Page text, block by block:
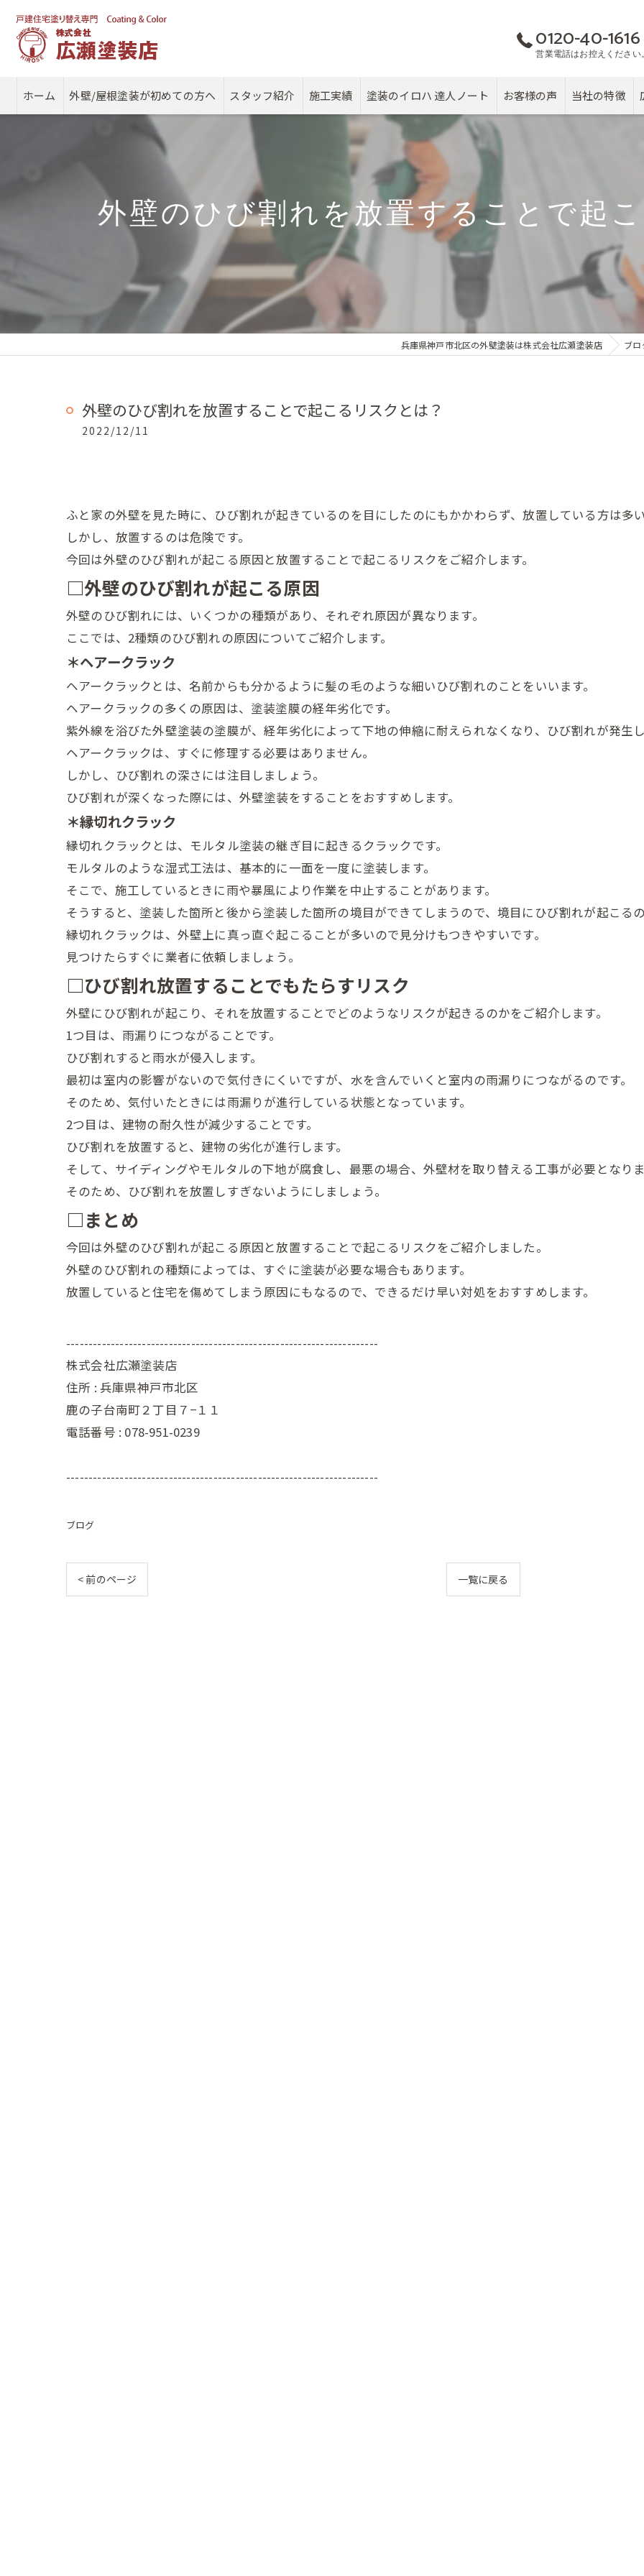
0120-40-1616
営業電話はお控えください
ホーム 外壁/屋根塗装が初めての方へ スタッフ紹介 施工実績 塗装のイロハ 達人ノート お客様の声 当社の特徴
塗り替え
雨漏り
戸建て
外壁のひび割れを放置することで起
兵庫県神戸市北区の外壁塗装は株式会社広瀬塗装店 ブ
外壁のひび割れを放置することで起こるリスクとは？
2022/12/11
ふと家の外壁を見た時に、ひび割れが起きているのを目にしたのにもかかわらず、放置している方は多
しかし、放置するのは危険です。
今回は外壁のひび割れが起こる原因と放置することで起こるリスクをご紹介します。
□外壁のひび割れが起こる原因
外壁のひび割れには、いくつかの種類があり、それぞれ原因が異なります。
ここでは、2種類のひび割れの原因についてご紹介します。
＊ヘアークラック
ヘアークラックとは、名前からも分かるように髪の毛のような細いひび割れのことをいいます。
ヘアークラックの多くの原因は、塗装塗膜の経年劣化です。
紫外線を浴びた外壁塗装の塗膜が、経年劣化によって下地の伸縮に耐えられなくなり、ひび割れが発生
ヘアークラックは、すぐに修理する必要はありません。
しかし、ひび割れの深さには注目しましょう。
ひび割れが深くなった際には、外壁塗装をすることをおすすめします。
＊縁切れクラック
縁切れクラックとは、モルタル塗装の継ぎ目に起きるクラックです。
モルタルのような湿式工法は、基本的に一面を一度に塗装します。
そこで、施工しているときに雨や暴風により作業を中止することがあります。
そうすると、塗装した箇所と後から塗装した箇所の境目ができてしまうので、境目にひび割れが起こる
縁切れクラックは、外壁上に真っ直ぐ起こることが多いので見分けもつきやすいです。
見つけたらすぐに業者に依頼しましょう。
□ひび割れ放置することでもたらすリスク
外壁にひび割れが起こり、それを放置することでどのようなリスクが起きるのかをご紹介します。
1つ目は、雨漏りにつながることです。
ひび割れすると雨水が侵入します。
最初は室内の影響がないので気付きにくいですが、水を含んでいくと室内の雨漏りにつながるのです。
そのため、気付いたときには雨漏りが進行している状態となっています。
2つ目は、建物の耐久性が減少することです。
ひび割れを放置すると、建物の劣化が進行します。
そして、サイディングやモルタルの下地が腐食し、最悪の場合、外壁材を取り替える工事が必要となり
そのため、ひび割れを放置しすぎないようにしましょう。
□まとめ
今回は外壁のひび割れが起こる原因と放置することで起こるリスクをご紹介しました。
外壁のひび割れの種類によっては、すぐに塗装が必要な場合もあります。
放置していると住宅を傷めてしまう原因にもなるので、できるだけ早い対処をおすすめします。
----------------------------------------------------------------------
株式会社広瀬塗装店
住所 : 兵庫県神戸市北区
鹿の子台南町２丁目７−１１
電話番号 : 078-951-0239
----------------------------------------------------------------------
ブログ
< 前のページ 一覧に戻る